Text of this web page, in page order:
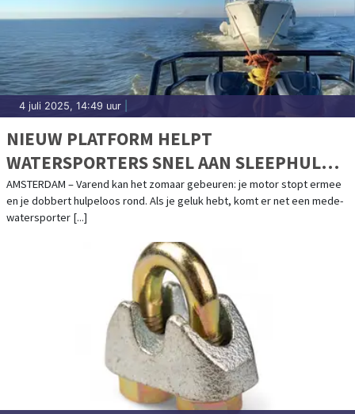
4 juli 2025, 14:49 uur
NIEUW PLATFORM HELPT
WATERSPORTERS SNEL AAN SLEEPHULP:
SLEPENDOENWESAMEN.NL LIVE
AMSTERDAM – Varend kan het zomaar gebeuren: je motor stopt ermee
en je dobbert hulpeloos rond. Als je geluk hebt, komt er net een mede-
watersporter [...]